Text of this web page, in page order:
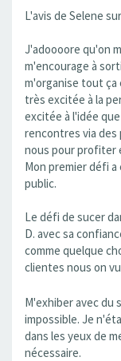
L'avis de Selene
J'adoooore qu'on
m'encourage à
m'organise tout ça
très excitée à la
excitée à l'idée
rencontres via des
nous pour profiter
Mon premier défi
public.
Le défi de sucer
D. avec sa
comme quelque
clientes nous on
M'exhiber avec du
impossible. Je
dans les yeux de
nécessaire.